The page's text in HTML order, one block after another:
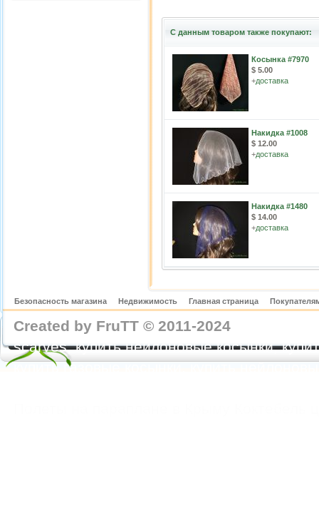
С данным товаром также покупают:
Косынка #7970
$ 5.00
+доставка
Накидка #1008
$ 12.00
+доставка
Накидка #1480
$ 14.00
+доставка
Безопасность магазина Недвижимость Главная страница
Created by FruTT © 2011-2024
scarves, купить нейлоновые косынки,
купить газовые косынки, купить